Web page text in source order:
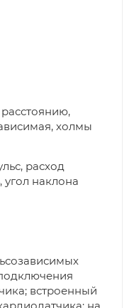
холмы
расход
угол наклона
встроенный